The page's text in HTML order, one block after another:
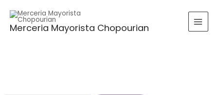
contenido
Merceria Mayorista Chopourian